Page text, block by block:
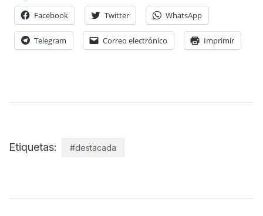
Facebook Twitter WhatsApp
Telegram Correo electrónico Imprimir
Etiquetas: #destacada